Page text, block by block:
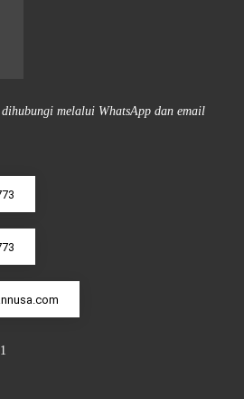
melalui WhatsApp dan email